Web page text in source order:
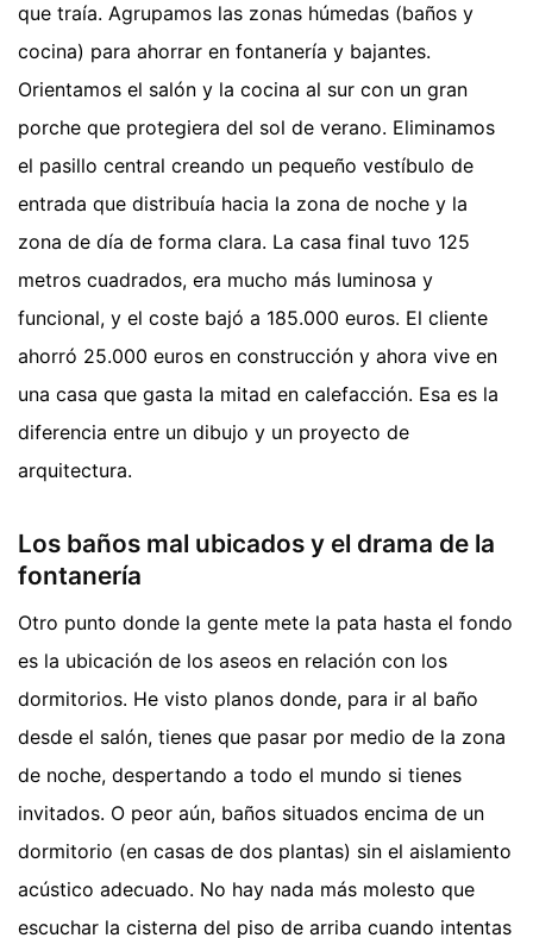
que traía. Agrupamos las zonas húmedas (baños y
cocina) para ahorrar en fontanería y bajantes.
Orientamos el salón y la cocina al sur con un gran
porche que protegiera del sol de verano. Eliminamos
el pasillo central creando un pequeño vestíbulo de
entrada que distribuía hacia la zona de noche y la
zona de día de forma clara. La casa final tuvo 125
metros cuadrados, era mucho más luminosa y
funcional, y el coste bajó a 185.000 euros. El cliente
ahorró 25.000 euros en construcción y ahora vive en
una casa que gasta la mitad en calefacción. Esa es la
diferencia entre un dibujo y un proyecto de
arquitectura.
Los baños mal ubicados y el drama de la
fontanería
Otro punto donde la gente mete la pata hasta el fondo
es la ubicación de los aseos en relación con los
dormitorios. He visto planos donde, para ir al baño
desde el salón, tienes que pasar por medio de la zona
de noche, despertando a todo el mundo si tienes
invitados. O peor aún, baños situados encima de un
dormitorio (en casas de dos plantas) sin el aislamiento
acústico adecuado. No hay nada más molesto que
escuchar la cisterna del piso de arriba cuando intentas